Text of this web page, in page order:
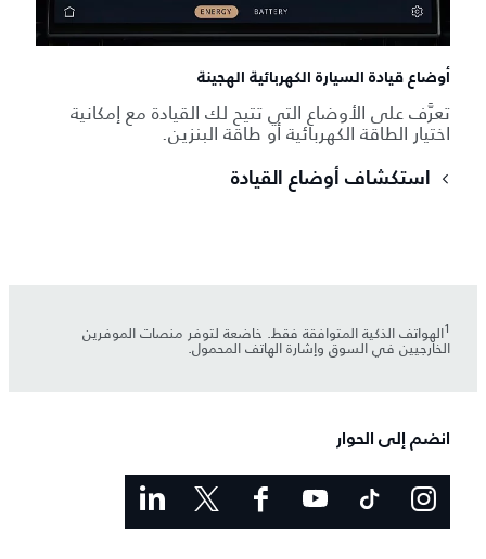
أوضاع قيادة السيارة الكهربائية الهجينة
تعرَّف على الأوضاع التي تتيح لك القيادة مع إمكانية
اختيار الطاقة الكهربائية أو طاقة البنزين.
استكشاف أوضاع القيادة
1الهواتف الذكية المتوافقة فقط. خاضعة لتوفر منصات الموفرين
الخارجيين في السوق وإشارة الهاتف المحمول.
انضم إلى الحوار